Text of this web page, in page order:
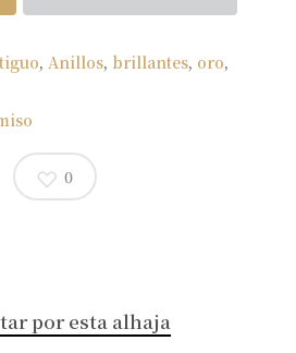
, Anillos, brillantes, oro,
0
por esta alhaja